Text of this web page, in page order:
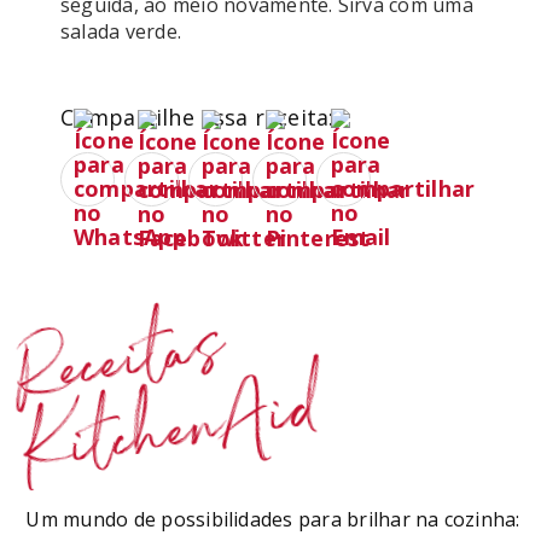
salada verde.
Compartilhe essa receita:
Receitas
KitchenAid
Um mundo de possibilidades para brilhar na cozinha: